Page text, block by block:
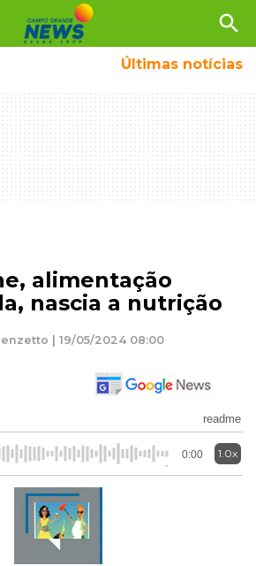
search
Últimas notícias
alimentação
nascia a nutrição
| 19/05/2024 08:00
readme
0:00 1.0x